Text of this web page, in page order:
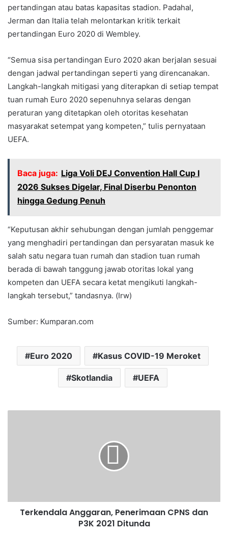
pertandingan atau batas kapasitas stadion. Padahal,
Jerman dan Italia telah melontarkan kritik terkait
pertandingan Euro 2020 di Wembley.
“Semua sisa pertandingan Euro 2020 akan berjalan sesuai
dengan jadwal pertandingan seperti yang direncanakan.
Langkah-langkah mitigasi yang diterapkan di setiap tempat
tuan rumah Euro 2020 sepenuhnya selaras dengan
peraturan yang ditetapkan oleh otoritas kesehatan
masyarakat setempat yang kompeten,” tulis pernyataan
UEFA.
Baca juga: Liga Voli DEJ Convention Hall Cup I
2026 Sukses Digelar, Final Diserbu Penonton
hingga Gedung Penuh
“Keputusan akhir sehubungan dengan jumlah penggemar
yang menghadiri pertandingan dan persyaratan masuk ke
salah satu negara tuan rumah dan stadion tuan rumah
berada di bawah tanggung jawab otoritas lokal yang
kompeten dan UEFA secara ketat mengikuti langkah-
langkah tersebut,” tandasnya. (Irw)
Sumber: Kumparan.com
Euro 2020 Kasus COVID-19 Meroket
Skotlandia UEFA
Terkendala Anggaran, Penerimaan CPNS dan
P3K 2021 Ditunda